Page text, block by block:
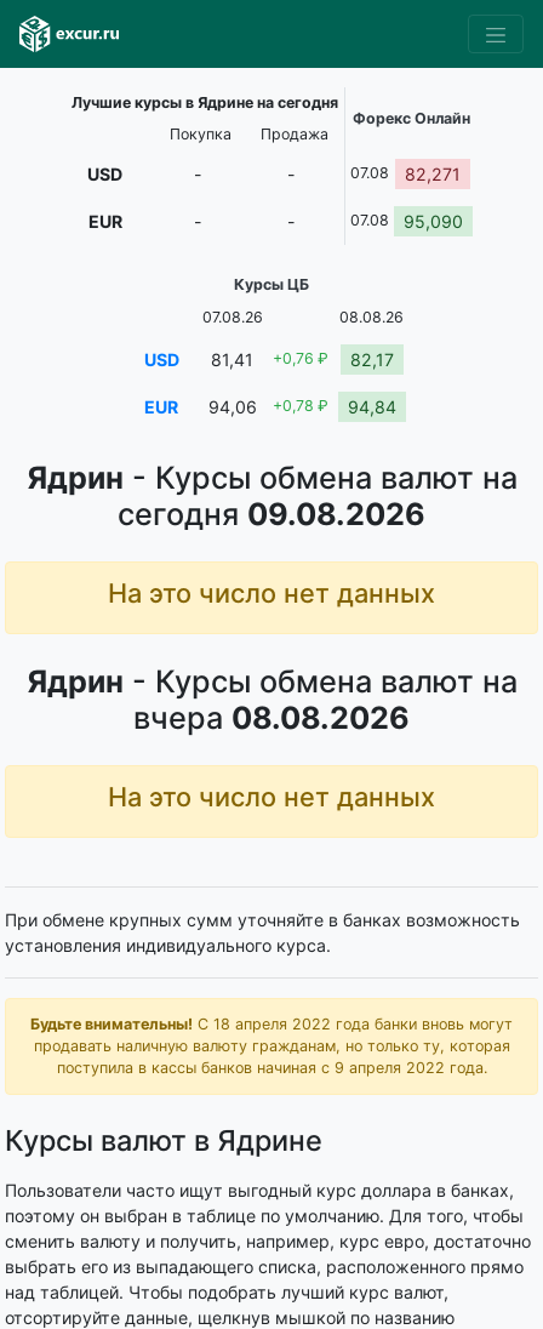
Ядрин - Курсы обмена валют на
сегодня 09.08.2026
На это число нет данных
Ядрин - Курсы обмена валют на
вчера 08.08.2026
На это число нет данных
При обмене крупных сумм уточняйте в банках возможность
установления индивидуального курса.
Будьте внимательны! С 18 апреля 2022 года банки вновь могут
продавать наличную валюту гражданам, но только ту, которая
поступила в кассы банков начиная с 9 апреля 2022 года.
Курсы валют в Ядрине
Пользователи часто ищут выгодный курс доллара в банках,
поэтому он выбран в таблице по умолчанию. Для того, чтобы
сменить валюту и получить, например, курс евро, достаточно
выбрать его из выпадающего списка, расположенного прямо
над таблицей. Чтобы подобрать лучший курс валют,
отсортируйте данные, щелкнув мышкой по названию
Лучшие курсы в Ядрине на сегодня
Форекс Онлайн
Покупка
Продажа
USD - - 07.08 82,271
EUR - - 07.08 95,090
Курсы ЦБ
07.08.26
08.08.26
USD 81,41 +0,76 ₽ 82,17
EUR 94,06 +0,78 ₽ 94,84